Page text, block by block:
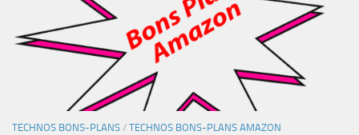
TECHNOS BONS-PLANS / TECHNOS BONS-PLANS AMAZON